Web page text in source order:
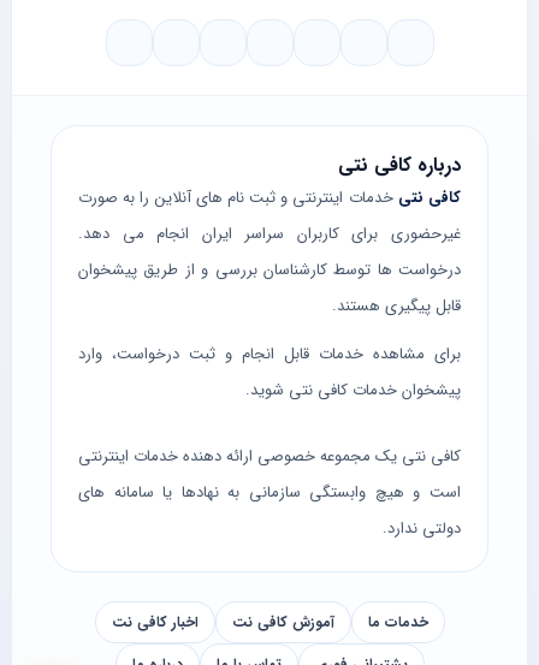
درباره کافی نتی
کافی نتی خدمات اینترنتی و ثبت نام های آنلاین را به صورت
غیرحضوری برای کاربران سراسر ایران انجام می دهد.
درخواست ها توسط کارشناسان بررسی و از طریق پیشخوان
قابل پیگیری هستند.
برای مشاهده خدمات قابل انجام و ثبت درخواست، وارد
پیشخوان خدمات کافی نتی شوید.
کافی نتی یک مجموعه خصوصی ارائه دهنده خدمات اینترنتی
است و هیچ وابستگی سازمانی به نهادها یا سامانه های
دولتی ندارد.
خدمات ما آموزش کافی نت
اخبار کافی نت